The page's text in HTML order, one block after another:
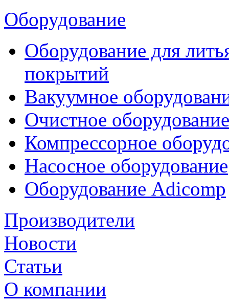
Оборудование
Оборудование для
покрытий
Вакуумное
Очистное оборудование
Компрессорное
Насосное оборудование
Оборудование Adicomp
Производители
Новости
Статьи
О компании